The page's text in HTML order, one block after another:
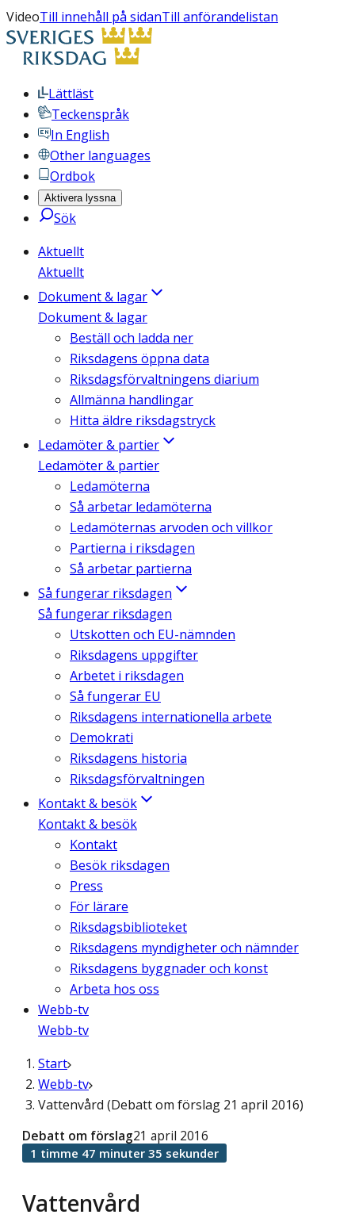
VideoTill innehåll på sidanTill anförandelistan
Lättläst
Teckenspråk
In English
Other languages
Ordbok
Aktivera lyssna
Sök
Aktuellt
Aktuellt
Dokument & lagar
Dokument & lagar
Beställ och ladda ner
Riksdagens öppna data
Riksdagsförvaltningens diarium
Allmänna handlingar
Hitta äldre riksdagstryck
Ledamöter & partier
Ledamöter & partier
Ledamöterna
Så arbetar ledamöterna
Ledamöternas arvoden och villkor
Partierna i riksdagen
Så arbetar partierna
Så fungerar riksdagen
Så fungerar riksdagen
Utskotten och EU-nämnden
Riksdagens uppgifter
Arbetet i riksdagen
Så fungerar EU
Riksdagens internationella arbete
Demokrati
Riksdagens historia
Riksdagsförvaltningen
Kontakt & besök
Kontakt & besök
Kontakt
Besök riksdagen
Press
För lärare
Riksdagsbiblioteket
Riksdagens myndigheter och nämnder
Riksdagens byggnader och konst
Arbeta hos oss
Webb-tv
Webb-tv
Start
Webb-tv
Vattenvård (Debatt om förslag 21 april 2016)
Vattenvård
Debatt om förslag21 april 2016
1 timme 47 minuter 35 sekunder